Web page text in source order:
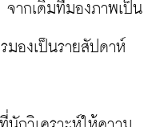
ากเดิมที่มองภาพเป็น
มองเป็นรายสัปดาห์